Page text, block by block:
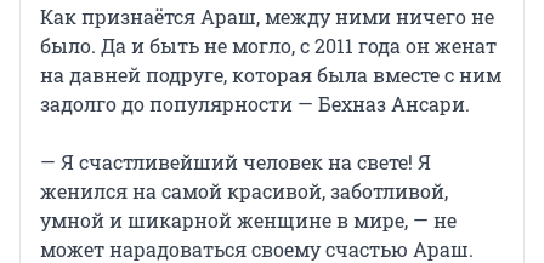
Как признаётся Араш, между ними ничего не
было. Да и быть не могло, с 2011 года он женат
на давней подруге, которая была вместе с ним
задолго до популярности — Бехназ Ансари.
— Я счастливейший человек на свете! Я
женился на самой красивой, заботливой,
умной и шикарной женщине в мире, — не
может нарадоваться своему счастью Араш.